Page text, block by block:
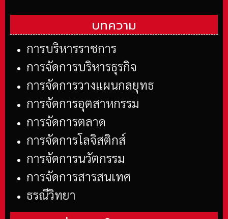
บทความ
การบริหารราชการ
การจัดการบริหารธุรกิจ
การจัดการวางแผนกลยุทธ
การจัดการอุตสาหกรรม
การจัดการตลาด
การจัดการโลจิสติกส์
การจัดการนวัตกรรม
การจัดการสารสนเทศ
ธรณีวิทยา